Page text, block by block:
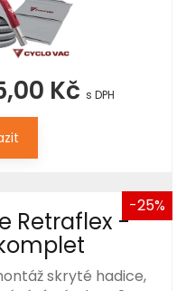
Kč s DPH
-25%
Retraflex -
skryté hadice,